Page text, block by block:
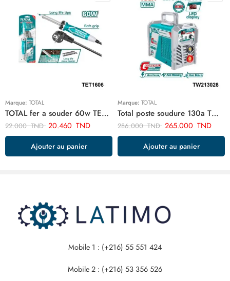
Marque: TOTAL
TOTAL fer a souder 60w TET1606
22.000TND 20.460 TND
Ajouter au panier
Marque: TOTAL
Total poste soudure 130a TW213028
286.000TND 265.000 TND
Ajouter au panier
Mobile 1 : (+216) 55 551 424
Mobile 2 : (+216) 53 356 526